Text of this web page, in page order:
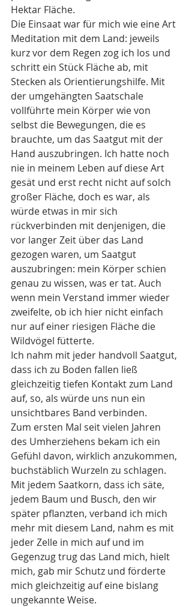
Hektar Fläche.
Die Einsaat war für mich wie eine Art
Meditation mit dem Land: jeweils
kurz vor dem Regen zog ich los und
schritt ein Stück Fläche ab, mit
Stecken als Orientierungshilfe. Mit
der umgehängten Saatschale
vollführte mein Körper wie von
selbst die Bewegungen, die es
brauchte, um das Saatgut mit der
Hand auszubringen. Ich hatte noch
nie in meinem Leben auf diese Art
gesät und erst recht nicht auf solch
großer Fläche, doch es war, als
würde etwas in mir sich
rückverbinden mit denjenigen, die
vor langer Zeit über das Land
gezogen waren, um Saatgut
auszubringen: mein Körper schien
genau zu wissen, was er tat. Auch
wenn mein Verstand immer wieder
zweifelte, ob ich hier nicht einfach
nur auf einer riesigen Fläche die
Wildvögel fütterte.
Ich nahm mit jeder handvoll Saatgut,
dass ich zu Boden fallen ließ
gleichzeitig tiefen Kontakt zum Land
auf, so, als würde uns nun ein
unsichtbares Band verbinden.
Zum ersten Mal seit vielen Jahren
des Umherziehens bekam ich ein
Gefühl davon, wirklich anzukommen,
buchstäblich Wurzeln zu schlagen.
Mit jedem Saatkorn, dass ich säte,
jedem Baum und Busch, den wir
später pflanzten, verband ich mich
mehr mit diesem Land, nahm es mit
jeder Zelle in mich auf und im
Gegenzug trug das Land mich, hielt
mich, gab mir Schutz und förderte
mich gleichzeitig auf eine bislang
ungekannte Weise.